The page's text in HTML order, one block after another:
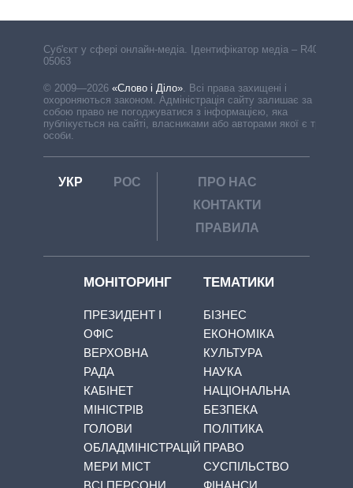
Cуб'єкт у сфері онлайн-медіа. Ідентифікатор медіа – R40-
05063
© 2009—2026 «Слово і Діло» Всі права захищені і
охороняються законом. Адміністрація сайту залишає за
собою право не погоджуватися з інформацією, яка
публікується на сайті, власниками або авторами якої є треті
особи.
УКР РОС
ПРО НАС
КОНТАКТИ
ПРАВИЛА
МОНІТОРИНГ
ПРЕЗИДЕНТ І
ОФІС
ВЕРХОВНА
РАДА
КАБІНЕТ
МІНІСТРІВ
ГОЛОВИ
ОБЛАДМІНІСТРАЦІЙ
МЕРИ МІСТ
ТЕМАТИКИ
БІЗНЕС
ЕКОНОМІКА
КУЛЬТУРА
НАУКА
НАЦІОНАЛЬНА
БЕЗПЕКА
ПОЛІТИКА
ПРАВО
СУСПІЛЬСТВО